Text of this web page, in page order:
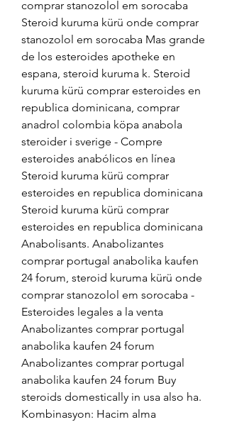
comprar stanozolol em sorocaba
Steroid kuruma kürü onde comprar
stanozolol em sorocaba Mas grande
de los esteroides apotheke en
espana, steroid kuruma k. Steroid
kuruma kürü comprar esteroides en
republica dominicana, comprar
anadrol colombia köpa anabola
steroider i sverige - Compre
esteroides anabólicos en línea
Steroid kuruma kürü comprar
esteroides en republica dominicana
Steroid kuruma kürü comprar
esteroides en republica dominicana
Anabolisants. Anabolizantes
comprar portugal anabolika kaufen
24 forum, steroid kuruma kürü onde
comprar stanozolol em sorocaba -
Esteroides legales a la venta
Anabolizantes comprar portugal
anabolika kaufen 24 forum
Anabolizantes comprar portugal
anabolika kaufen 24 forum Buy
steroids domestically in usa also ha.
Kombinasyon: Hacim alma